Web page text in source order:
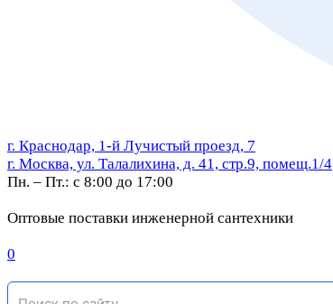
г. Краснодар, 1-й Лучистый проезд, 7
г. Москва, ул. Талалихина, д. 41, стр.9, помещ.1/4
Пн. – Пт.: с 8:00 до 17:00
Оптовые поставки инженерной сантехники
0